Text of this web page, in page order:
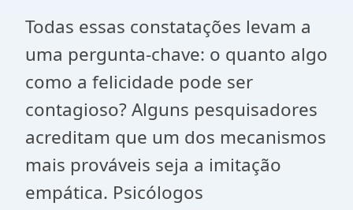
Todas essas constatações levam a
uma pergunta-chave: o quanto algo
como a felicidade pode ser
contagioso? Alguns pesquisadores
acreditam que um dos mecanismos
mais prováveis seja a imitação
empática. Psicólogos